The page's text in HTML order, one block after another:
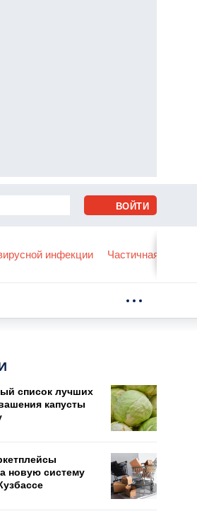
инфекции Частичная
ВОЙТИ
список лучших
капусты
новую систему